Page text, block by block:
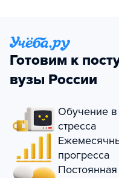
Готовим к
вузы России
Обучение
стресса
прогресса